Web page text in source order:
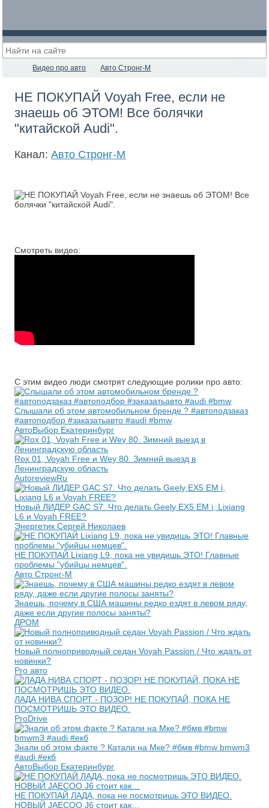
Видео про авто Авто Стронг-М
НЕ ПОКУПАЙ Voyah Free, если не
знаешь об ЭТОМ! Все болячки
"китайской Audi".
Канал:Авто Стронг-М
Смотреть видео:
С этим видео люди смотрят следующие ролики про авто:
Слышали об этом автомобильном бренде ? #автоподзаказ
#автоподбор #заказатьавто #audi #bmw
АвтоВыбор Екатеринбург
Rox 01, Voyah Free и Wey 80. Зимний выезд в
Ленинградскую область
AutoreviewRu
Новый ЛИДЕР GAC S7. Что делать Geely EX5 EM i, Lixiang
L6 и Voyah FREE?
Энергетик Сергей Николаев
НЕ ПОКУПАЙ Lixiang L9, пока не увидишь ЭТО! Главные
проблемы "убийцы немцев".
Авто Стронг-М
Знаешь, почему в США машины редко ездят в левом ряду,
даже если другие полосы заняты?
ДРОМ
Новый полноприводный седан Voyah Passion / Что ждать от
новинки?
Pro авто
ЛАДА НИВА СПОРТ - ПОЗОР! НЕ ПОКУПАЙ, ПОКА НЕ
ПОСМОТРИШЬ ЭТО ВИДЕО.
ProDrive
Знали об этом факте ? Катали на Мке? #бмв #bmw bmwm3
#audi #екб
АвтоВыбор Екатеринбург
НЕ ПОКУПАЙ ЛАДА, пока не посмотришь ЭТО ВИДЕО.
НОВЫЙ JAECOO J6 стоит как…